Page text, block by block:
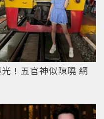
！五官神似陳曉 網